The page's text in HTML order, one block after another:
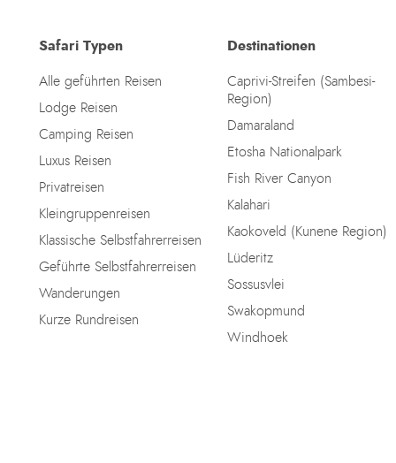
Safari Typen
Alle geführten Reisen
Lodge Reisen
Camping Reisen
Luxus Reisen
Privatreisen
Kleingruppenreisen
Klassische Selbstfahrerreisen
Geführte Selbstfahrerreisen
Wanderungen
Kurze Rundreisen
Destinationen
Caprivi-Streifen (Sambesi-
Region)
Damaraland
Etosha Nationalpark
Fish River Canyon
Kalahari
Kaokoveld (Kunene Region)
Lüderitz
Sossusvlei
Swakopmund
Windhoek